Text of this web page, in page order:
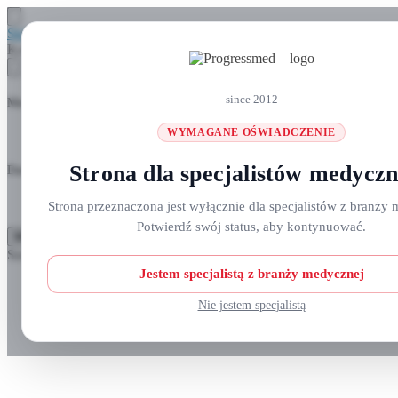
since 2012
WYMAGANE OŚWIADCZENIE
Strona dla specjalistów
Strona przeznaczona jest wyłącznie dla specjalistów z branży
Potwierdź swój status, aby kontynuować.
Jestem specjalistą z branży medycznej
Nie jestem specjalistą
Skip to navigation
Koszyk
Masz pytania? Zadzwoń do nas: +48 690 911 777
Darmowa wysyłka na zamówieniaponad 300 zł
Szukaj: Szukaj
Strefa klienta